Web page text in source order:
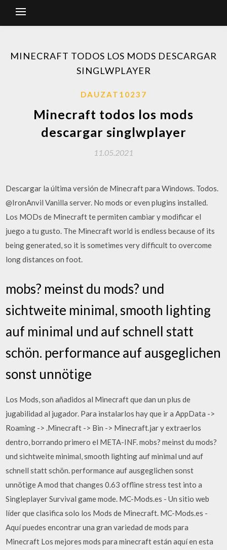
MINECRAFT TODOS LOS MODS DESCARGAR
SINGLWPLAYER
DAUZAT10237
Minecraft todos los mods
descargar singlwplayer
11.05.2021
Descargar la última versión de Minecraft para Windows. Todos.
@IronAnvil Vanilla server. No mods or even plugins installed.
Los MODs de Minecraft te permiten cambiar y modificar el
juego a tu gusto. The Minecraft world is endless because of its
being generated, so it is sometimes very difficult to overcome
long distances on foot.
mobs? meinst du mods? und
sichtweite minimal, smooth lighting
auf minimal und auf schnell statt
schön. performance auf ausgeglichen
sonst unnötige
Los Mods, son añadidos al Minecraft que dan un plus de
jugabilidad al jugador. Para instalarlos hay que ir a AppData ->
Roaming -> .Minecraft -> Bin -> Minecraft.jar y extraerlos
dentro, borrando primero el META-INF. mobs? meinst du mods?
und sichtweite minimal, smooth lighting auf minimal und auf
schnell statt schön. performance auf ausgeglichen sonst
unnötige A mod that changes 0.63 offline stress test into a
Singleplayer Survival game mode. MC-Mods.es - Un sitio web
líder que clasifica solo los Mods de Minecraft. MC-Mods.es -
Aquí puedes encontrar una gran variedad de mods para
Minecraft Los mejores mods para minecraft están aquí en esta